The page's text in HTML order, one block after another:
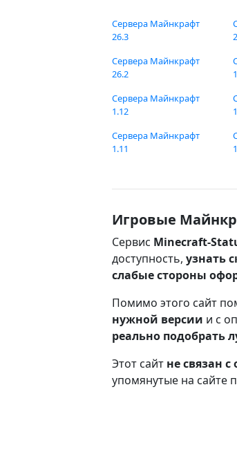
Сервера Майнкрафт
26.3
Сервера Майнкрафт
26.2
Сервера Майнкрафт
1.12
Сервера Майнкрафт
1.11
Игровые
Сервис Minecraft-
доступность, узнать
слабые стороны
Помимо этого сайт
нужной версии и с
реально подобрать
Этот сайт не связан
упомянутые на сайте